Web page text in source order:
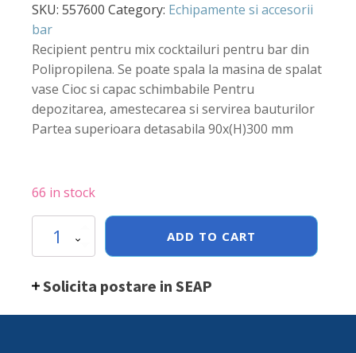
SKU: 557600 Category: Echipamente si accesorii
bar
Recipient pentru mix cocktailuri pentru bar din
Polipropilena. Se poate spala la masina de spalat
vase Cioc si capac schimbabile Pentru
depozitarea, amestecarea si servirea bauturilor
Partea superioara detasabila 90x(H)300 mm
66 in stock
Recipient
pentru
mix
bar,
ADD TO CART
Solicita postare in SEAP